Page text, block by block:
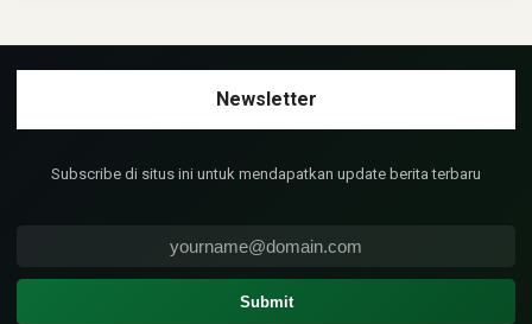
Subscribe di situs ini untuk mendapatkan update berita terbaru